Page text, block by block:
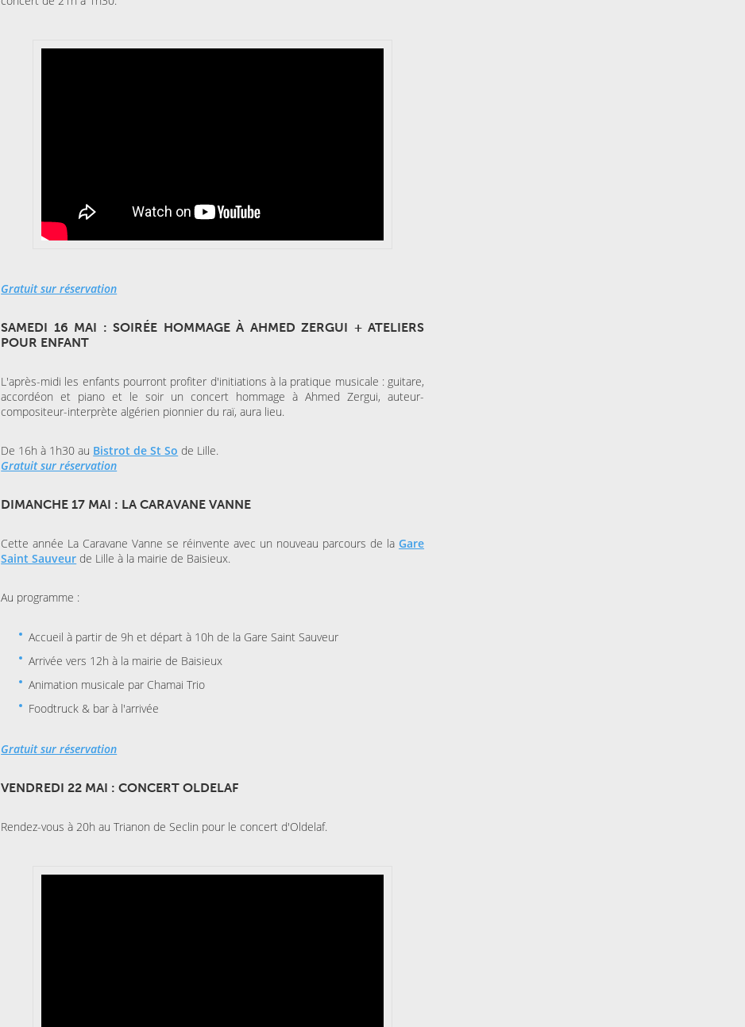
Gratuit sur réservation
SAMEDI 16 MAI : SOIRÉE HOMMAGE À AHMED ZERGUI + ATELIERS
POUR ENFANT
L'après-midi les enfants pourront profiter d'initiations à la pratique musicale : guitare,
accordéon et piano et le soir un concert hommage à Ahmed Zergui, auteur-
compositeur-interprète algérien pionnier du raï, aura lieu.
De 16h à 1h30 au Bistrot de St So de Lille.
Gratuit sur réservation
DIMANCHE 17 MAI : LA CARAVANE VANNE
Cette année La Caravane Vanne se réinvente avec un nouveau parcours de laGare
Saint Sauveur de Lille à la mairie de Baisieux.
Au programme :
Accueil à partir de 9h et départ à 10h de la Gare Saint Sauveur
Arrivée vers 12h à la mairie de Baisieux
Animation musicale par Chamai Trio
Foodtruck & bar à l'arrivée
Gratuit sur réservation
VENDREDI 22 MAI : CONCERT OLDELAF
Rendez-vous à 20h au Trianon de Seclin pour le concert d'Oldelaf.